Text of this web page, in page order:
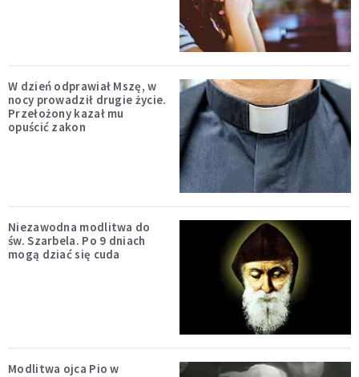
W dzień odprawiał Mszę, w
nocy prowadził drugie życie.
Przełożony kazał mu
opuścić zakon
Niezawodna modlitwa do
św. Szarbela. Po 9 dniach
mogą dziać się cuda
Modlitwa ojca Pio w